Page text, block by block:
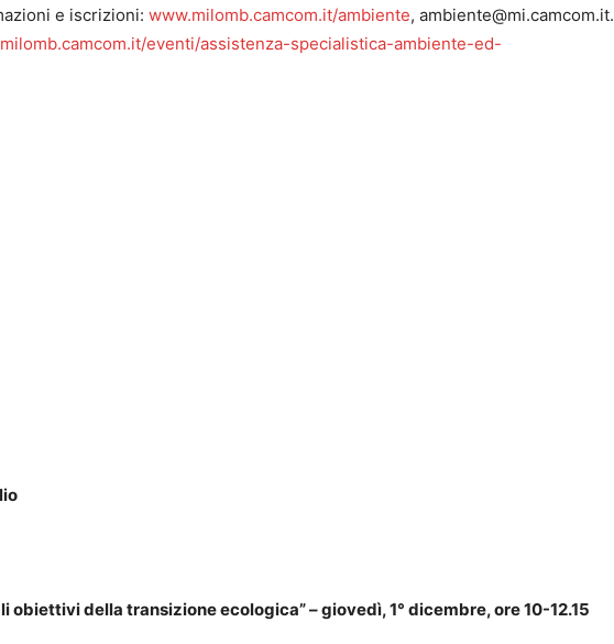
e iscrizioni: www.milomb.camcom.it/ambiente, ambiente@mi.camcom.it.
eventi/assistenza-specialistica-ambiente-ed-
obiettivi della transizione ecologica” – giovedì, 1° dicembre, ore 10-12.15